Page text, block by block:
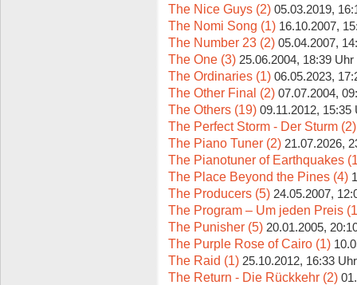
The Nice Guys (2) 05.03.2019,
The Nomi Song (1) 16.10.2007,
The Number 23 (2) 05.04.2007,
The One (3) 25.06.2004, 18:39 Uhr
The Ordinaries (1) 06.05.2023,
The Other Final (2) 07.07.2004,
The Others (19) 09.11.2012, 15:35
The Perfect Storm - Der Sturm (2)
The Piano Tuner (2) 21.07.2026,
The Pianotuner of Earthquakes
The Place Beyond the Pines (4)
The Producers (5) 24.05.2007,
The Program – Um jeden Preis
The Punisher (5) 20.01.2005,
The Purple Rose of Cairo (1)
The Raid (1) 25.10.2012, 16:33 Uhr
The Return - Die Rückkehr (2)